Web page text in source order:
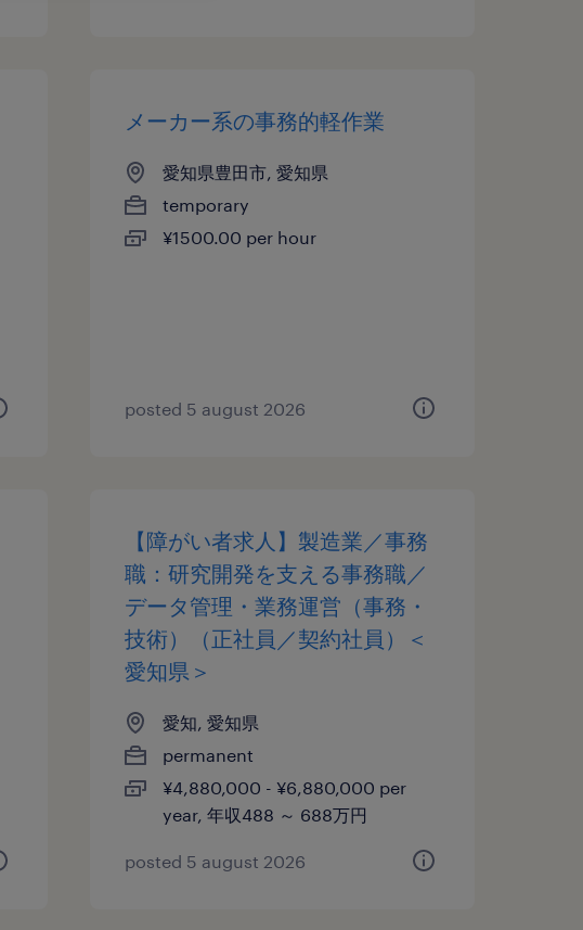
メーカー系の事務的軽作業
愛知県豊田市, 愛知県
temporary
¥1500.00 per hour
posted 5 august 2026
【障がい者求人】製造業／事務
職：研究開発を支える事務職／
データ管理・業務運営（事務・
技術）（正社員／契約社員）＜
愛知県＞
愛知, 愛知県
permanent
¥4,880,000 - ¥6,880,000 per
year, 年収488 ～ 688万円
posted 5 august 2026